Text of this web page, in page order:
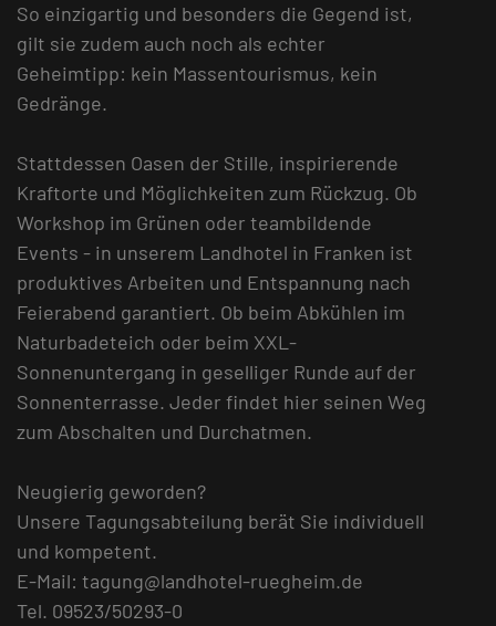
So einzigartig und besonders die Gegend ist,
gilt sie zudem auch noch als echter
Geheimtipp: kein Massentourismus, kein
Gedränge.
Stattdessen Oasen der Stille, inspirierende
Kraftorte und Möglichkeiten zum Rückzug. Ob
Workshop im Grünen oder teambildende
Events - in unserem Landhotel in Franken ist
produktives Arbeiten und Entspannung nach
Feierabend garantiert. Ob beim Abkühlen im
Naturbadeteich oder beim XXL-
Sonnenuntergang in geselliger Runde auf der
Sonnenterrasse. Jeder findet hier seinen Weg
zum Abschalten und Durchatmen.
Neugierig geworden?
Unsere Tagungsabteilung berät Sie individuell
und kompetent.
E-Mail: tagung@landhotel-ruegheim.de
Tel. 09523/50293-0